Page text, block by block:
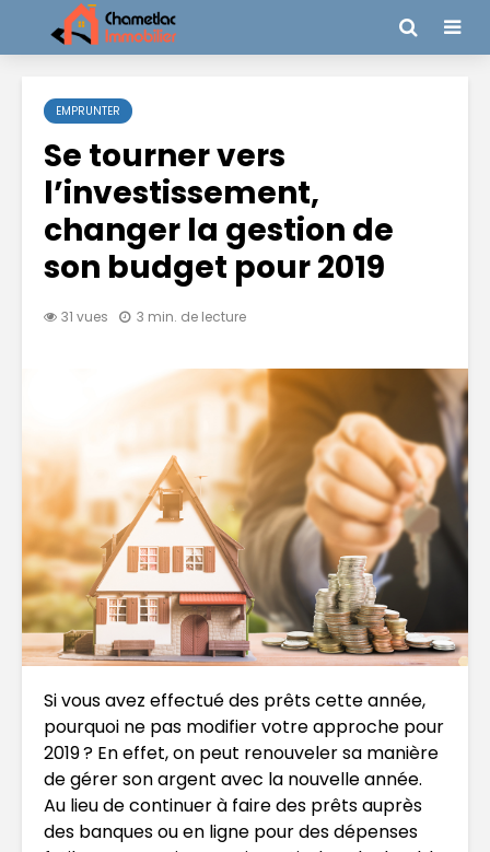
EMPRUNTER
Se tourner vers
l’investissement,
changer la gestion de
son budget pour 2019
31 vues 3 min. de lecture
Si vous avez effectué des prêts cette année,
pourquoi ne pas modifier votre approche pour
2019 ? En effet, on peut renouveler sa manière
de gérer son argent avec la nouvelle année.
Au lieu de continuer à faire des prêts auprès
des banques ou en ligne pour des dépenses